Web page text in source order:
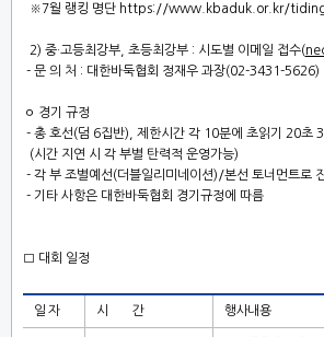
※ 7월 랭킹 명단 https://www.kbaduk.or.kr/
2) 중·고등최강부 초등최강부 : 시도별 이메일 접수(
- 문 의 처 : 대한바둑협회 정재우 과장(02-3431-5626)
ㅇ 경기 규정
- 총 호선(덤 6집반), 제한시간 각 10분에 초읽기 20초 3
(시간 지연 시 각 부별 탄력적 운영가능)
- 각 부 조별예선(더블일리미네이션)/본선 토너먼트로
- 기타 사항은 대한바둑협회 경기규정에 따름
□ 대회 일정
일 자 시 간 행사내용